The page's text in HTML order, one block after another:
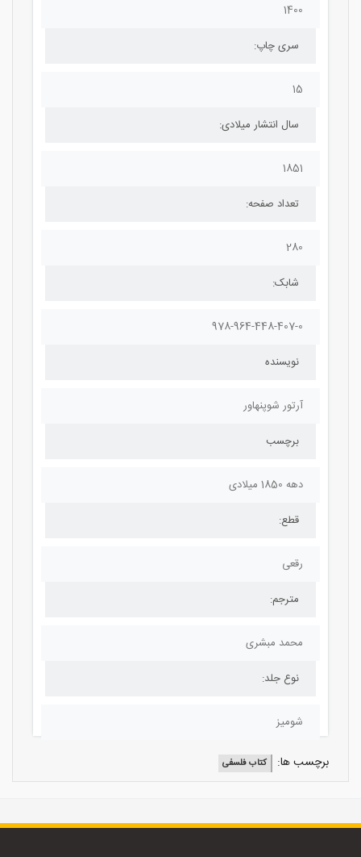
1400
سری چاپ:
15
سال انتشار میلادی:
1851
تعداد صفحه:
280
شابک:
978-964-448-407-0
نویسنده
آرتور شوپنهاور
برچسب
دهه 1850 میلادی
قطع:
رقعی
مترجم:
محمد مبشری
نوع جلد:
شومیز
برچسب ها: کتاب فلسفی